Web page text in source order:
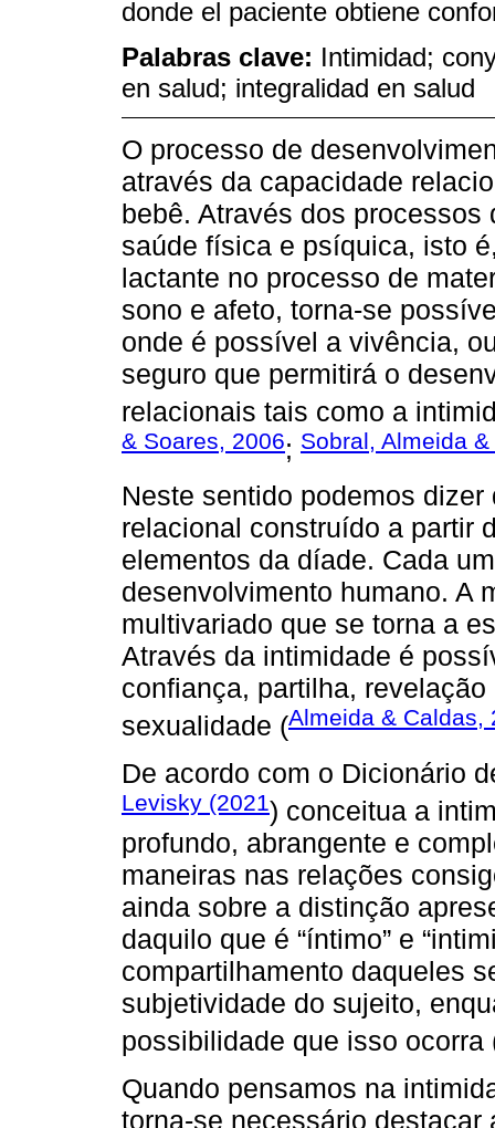
donde el paciente obtiene
Palabras clave: Intimidad;
en salud; integralidad en salud
O processo de
através da capacidade
bebê. Através dos
saúde física e psíquica, isto
lactante no processo de
sono e afeto, torna-se
onde é possível a vivência,
seguro que permitirá o
relacionais tais como a
& Soares, 2006; Sobral, Almeida
Neste sentido podemos
relacional construído a partir
elementos da díade. Cada
desenvolvimento humano. A
multivariado que se torna a
Através da intimidade é
confiança, partilha,
sexualidade (Almeida & Caldas,
De acordo com o Dicionário
Levisky (2021) conceitua a
profundo, abrangente e
maneiras nas relações
ainda sobre a distinção
daquilo que é “íntimo” e
compartilhamento daqueles
subjetividade do sujeito,
possibilidade que isso ocorra
Quando pensamos na
torna-se necessário